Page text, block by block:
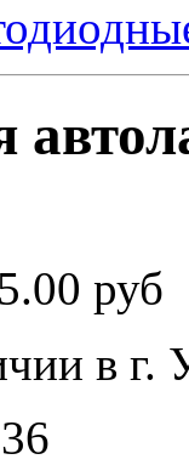
руб
в г.